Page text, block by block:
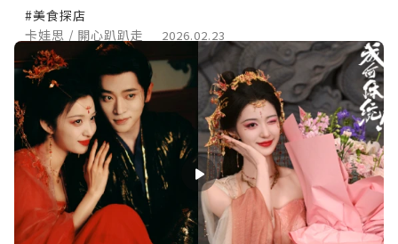
#美食探店
卡娃思 / 開心趴趴走
2026.02.23